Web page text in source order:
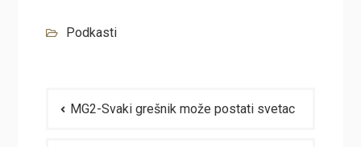
Podkasti
MG2-Svaki grešnik može postati svetac